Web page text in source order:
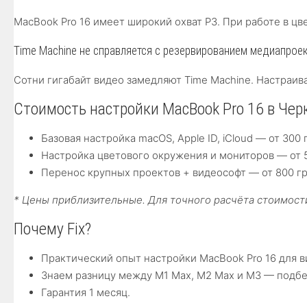
MacBook Pro 16 имеет широкий охват P3. При работе в
Time Machine не справляется с резервированием
Сотни гигабайт видео замедляют Time Machine.
Стоимость настройки MacBook Pro 16 в
Базовая настройка macOS, Apple ID, iCloud — от 300
Настройка цветового окружения и мониторов — от
Перенос крупных проектов + видеософт — от 800
* Цены приблизительные. Для точного расчёта
Почему Fix?
Практический опыт настройки MacBook Pro 16 для
Знаем разницу между M1 Max, M2 Max и M3 —
Гарантия 1 месяц.